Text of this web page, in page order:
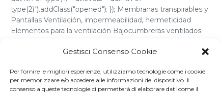
Gestisci Consenso Cookie
Per fornire le migliori esperienze, utilizziamo tecnologie come i cookie
per memorizzare e/o accedere alle informazioni del dispositivo. Il
consenso a queste tecnologie ci permetterà di elaborare dati come il
type(2)").addClass("opened"); }); Membranas transpirables y
Pantallas Ventilación, impermeabilidad, hermeticidad
Elementos para la ventilación Bajocumbreras ventilados